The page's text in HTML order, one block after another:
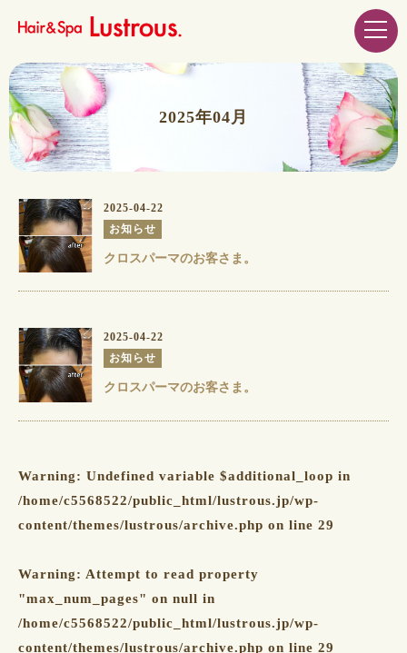
2025年04月
2025-04-22
お知らせ
クロスパーマのお客さま。
2025-04-22
お知らせ
クロスパーマのお客さま。
Warning: Undefined variable $additional_loop in
/home/c5568522/public_html/lustrous.jp/wp-
content/themes/lustrous/archive.php on line 29
Warning: Attempt to read property
"max_num_pages" on null in
/home/c5568522/public_html/lustrous.jp/wp-
content/themes/lustrous/archive.php on line 29